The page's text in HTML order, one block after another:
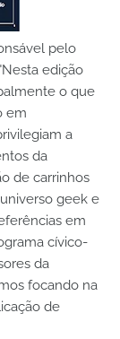
pelo
edição
o que
em
a
da
de carrinhos
geek e
em
cívico-
da
focando na
de